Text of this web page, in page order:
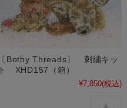
〔Bothy Threads〕 刺繍キッ
ト XHD157（箱）
¥7,850(税込)